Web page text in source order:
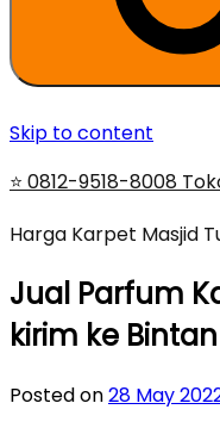
Skip to content
⭐ 0812-9518-8008
Harga Karpet Masjid
Jual Parfum
kirim ke
Posted on28 May